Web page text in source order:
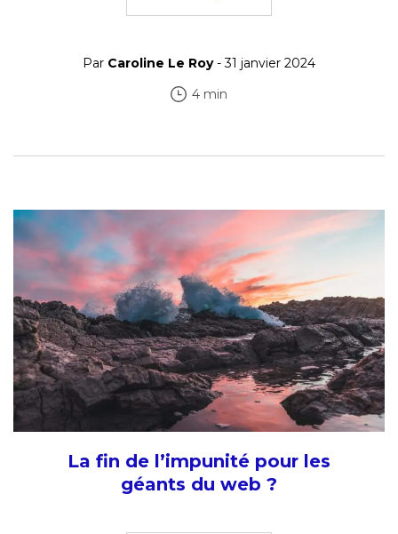
Par Caroline Le Roy- 31 janvier 2024
4 min
La fin de l’impunité pour les
géants du web ?